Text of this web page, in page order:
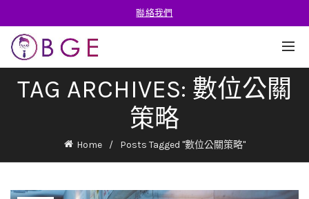
聯絡我們
TAG ARCHIVES: 數位公關
策略
Home Posts Tagged "數位公關策略"